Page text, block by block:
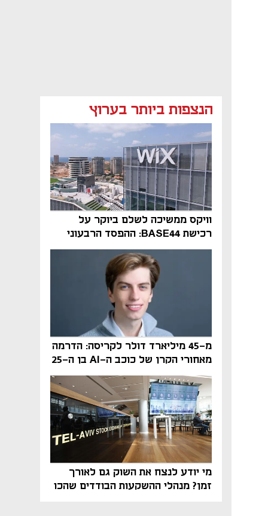
הנצפות ביותר בערוץ
וויקס ממשיכה לשלם ביוקר על
רכישת BASE44: ההפסד הרבעוני
זינק ל-76 מיליון דולר
מ-45 מיליארד דולר לקריסה: הדרמה
מאחורי הקרן של כוכב ה-AI בן ה-25
מי יודע לנצח את השוק גם לאורך
זמן? מנהלי ההשקעות הבודדים שהכו